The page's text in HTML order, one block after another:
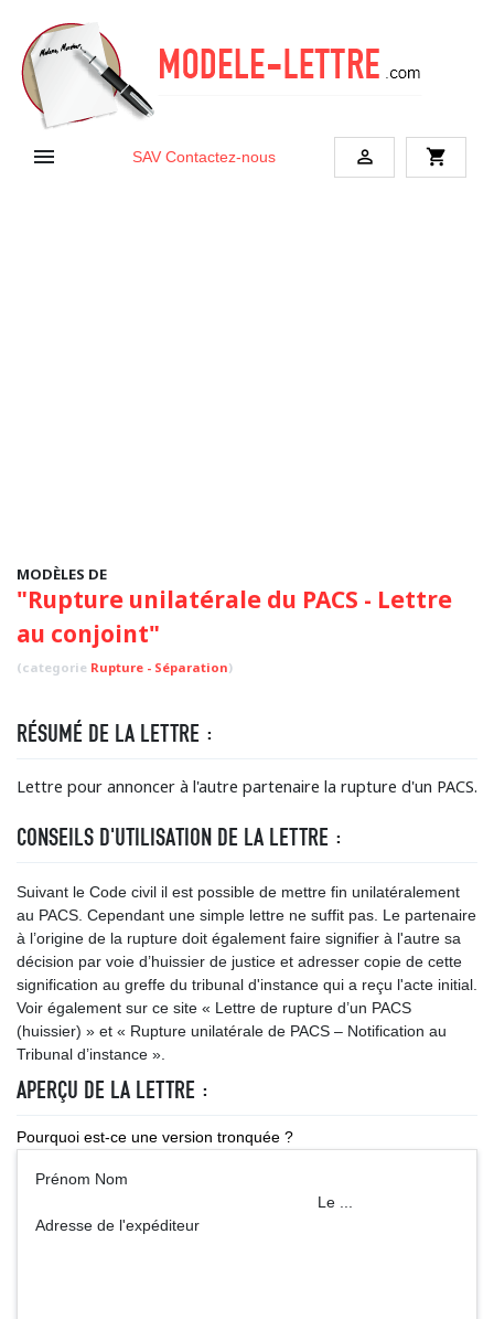
 SAV Contactez-nous  shopping_cart
MODÈLES DE
"Rupture unilatérale du PACS - Lettre
au conjoint"
(categorie Rupture - Séparation)
RÉSUMÉ DE LA LETTRE :
Lettre pour annoncer à l'autre partenaire la rupture d'un PACS.
CONSEILS D'UTILISATION DE LA LETTRE :
Suivant le Code civil il est possible de mettre fin unilatéralement
au PACS. Cependant une simple lettre ne suffit pas. Le partenaire
à l’origine de la rupture doit également faire signifier à l'autre sa
décision par voie d’huissier de justice et adresser copie de cette
signification au greffe du tribunal d'instance qui a reçu l'acte initial.
Voir également sur ce site « Lettre de rupture d’un PACS
(huissier) » et « Rupture unilatérale de PACS – Notification au
Tribunal d’instance ».
APERÇU DE LA LETTRE :
Pourquoi est-ce une version tronquée ?
Prénom Nom
Le ...
Adresse de l'expéditeur